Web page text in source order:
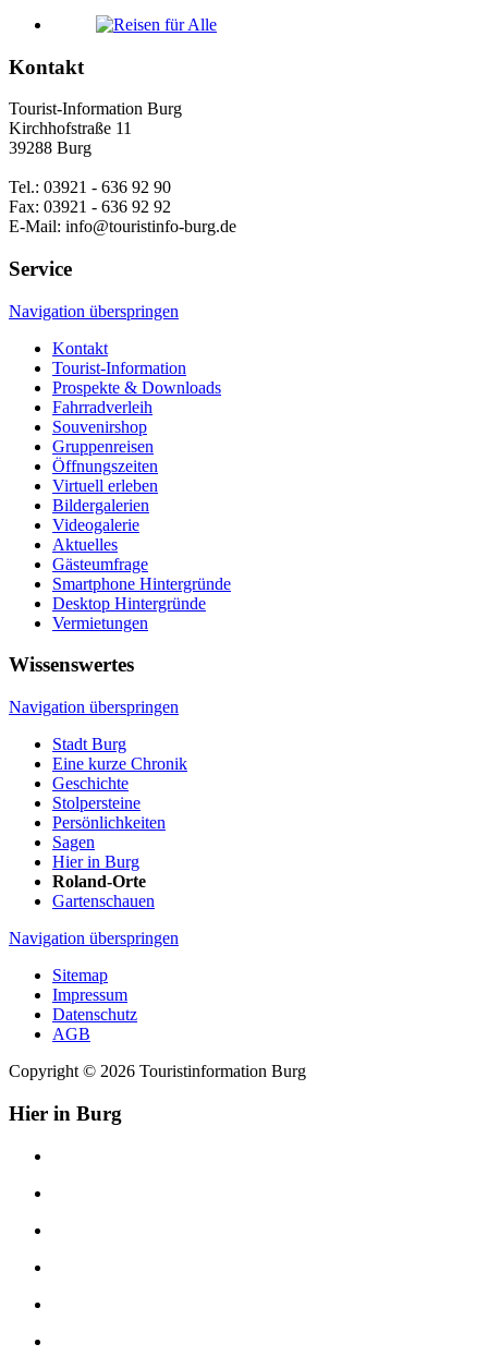
Kontakt
Tourist-Information Burg
Kirchhofstraße 11
39288 Burg
Tel.: 03921 - 636 92 90
Fax: 03921 - 636 92 92
E-Mail: info@touristinfo-burg.de
Service
Navigation überspringen
Kontakt
Tourist-Information
Prospekte & Downloads
Fahrradverleih
Souvenirshop
Gruppenreisen
Öffnungszeiten
Virtuell erleben
Bildergalerien
Videogalerie
Aktuelles
Gästeumfrage
Smartphone Hintergründe
Desktop Hintergründe
Vermietungen
Wissenswertes
Navigation überspringen
Stadt Burg
Eine kurze Chronik
Geschichte
Stolpersteine
Persönlichkeiten
Sagen
Hier in Burg
Roland-Orte
Gartenschauen
Navigation überspringen
Sitemap
Impressum
Datenschutz
AGB
Copyright © 2026 Touristinformation Burg
Hier in Burg